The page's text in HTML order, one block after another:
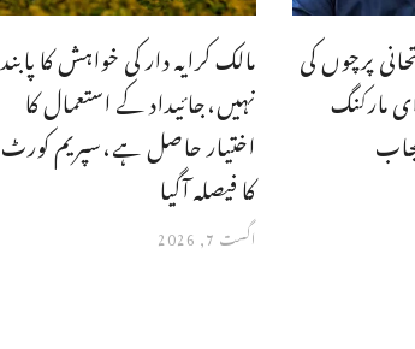
مالک کرایہ دار کی خواہش کا پابند
نہیں،جائیداد کے استعمال کا
اختیار حاصل ہے،سپریم کورٹ
کا فیصلہ آگیا
اگست 7, 2026
پرچوں کی
مارکنگ